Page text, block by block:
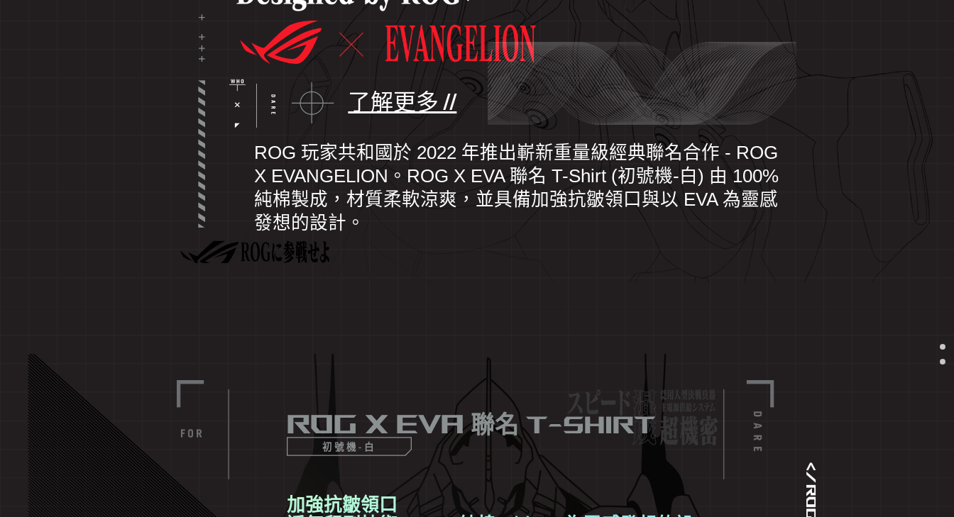
ROG
x
EVANGELION
-
The
Ultimate
ROG 玩家共和國於 2022 年推出嶄新重量級經典聯名合作 - ROG
X EVANGELION。ROG X EVA 聯名 T-Shirt (初號機-白) 由 100%
純棉製成，材質柔軟涼爽，並具備加強抗皺領口與以 EVA 為靈感
發想的設計。
了解更多 //
ROG X EVA 聯名T-Shirt
初號機-白
加強抗皺領口